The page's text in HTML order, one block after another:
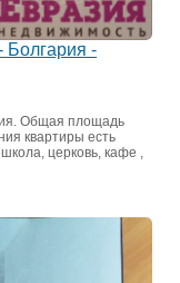
Болгария -
Общая площадь
квартиры есть
церковь, кафе ,